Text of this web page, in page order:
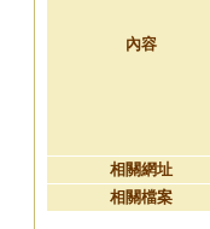
內容
相關網址
相關檔案